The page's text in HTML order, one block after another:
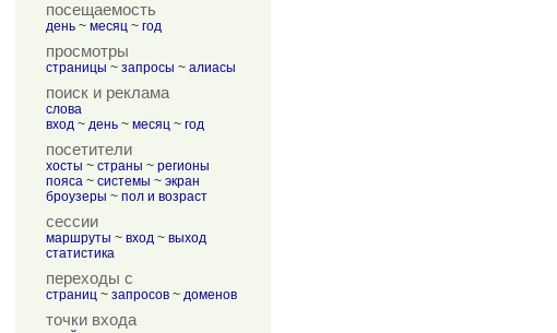
посещаемость
день ~ месяц ~ год
просмотры
страницы ~ запросы ~ алиасы
поиск и реклама
слова
вход ~ день ~ месяц ~ год
посетители
хосты ~ страны ~ регионы
пояса ~ системы ~ экран
броузеры ~ пол и возраст
сессии
маршруты ~ вход ~ выход
статистика
переходы с
страниц ~ запросов ~ доменов
точки входа